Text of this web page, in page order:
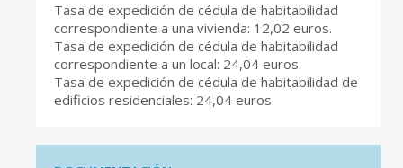
Tasa de expedición de cédula de habitabilidad
correspondiente a una vivienda: 12,02 euros.
Tasa de expedición de cédula de habitabilidad
correspondiente a un local: 24,04 euros.
Tasa de expedición de cédula de habitabilidad de
edificios residenciales: 24,04 euros.